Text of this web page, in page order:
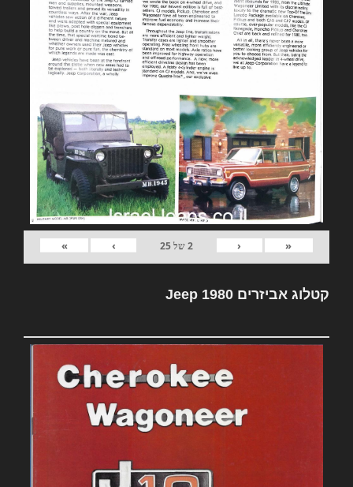
«
‹
2של25
›
»
קטלוג אביזרים Jeep 1980